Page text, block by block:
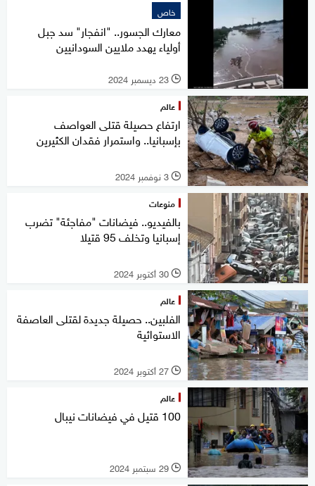
خاص
معارك الجسور.. "انفجار" سد جبل
أولياء يهدد ملايين السودانيين
l 23 ديسمبر 2024
عالم
ارتفاع حصيلة قتلى العواصف
بإسبانيا.. واستمرار فقدان الكثيرين
l 3 نوفمبر 2024
منوعات
بالفيديو.. فيضانات "مفاجئة" تضرب
إسبانيا وتخلف 95 قتيلا
l 30 أكتوبر 2024
عالم
الفلبين.. حصيلة جديدة لقتلى العاصفة
الاستوائية
l 27 أكتوبر 2024
عالم
100 قتيل في فيضانات نيبال
l 29 سبتمبر 2024